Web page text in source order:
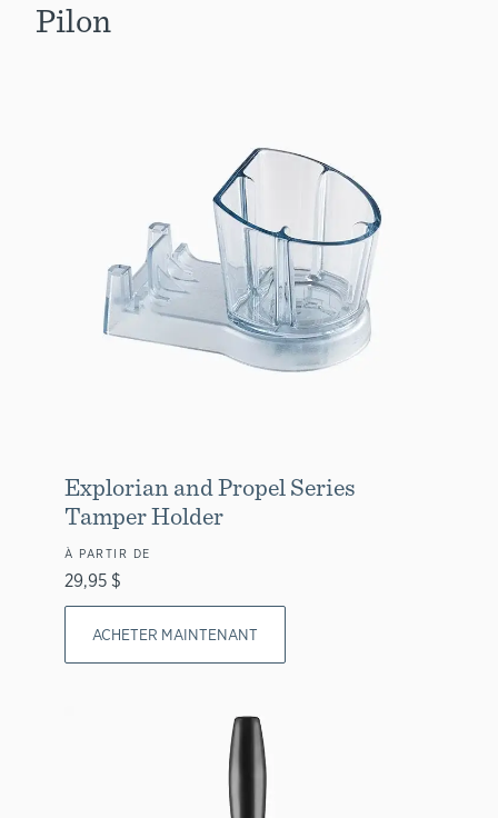
Pilon
Explorian and Propel Series
Tamper Holder
À PARTIR DE
29,95 $
ACHETER MAINTENANT